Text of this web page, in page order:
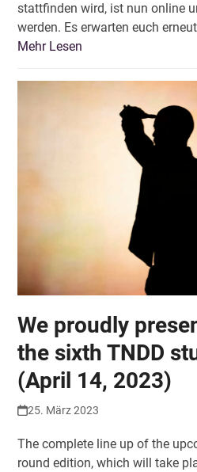
stattfinden wird, ist nun online
werden. Es erwarten euch
Mehr Lesen
We proudly
the sixth TNDD
(April 14, 2023)
25. März 2023
The complete line up of the
round edition, which will take